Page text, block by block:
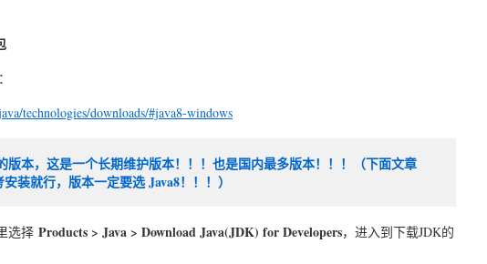
technologies/downloads/#java8-windows
版本，这是一个长期维护版本！！！也是国内最多版本！！！（下面文章
装就行，版本一定要选 Java8！！！）
选择 Products > Java > Download Java(JDK) for Developers，进入到下载JDK的